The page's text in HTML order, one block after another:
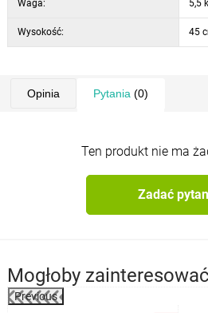
Waga: 5,5
Wysokość: 45
Opinia Pytania (0)
Ten produkt nie ma
Zadać
Mogłoby
Previous